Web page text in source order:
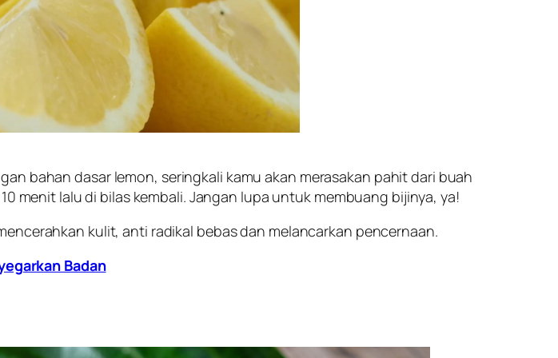
bahan dasar lemon, seringkali kamu akan merasakan pahit dari buah
menit lalu di bilas kembali. Jangan lupa untuk membuang bijinya, ya!
kulit, anti radikal bebas dan melancarkan pencernaan.
Badan